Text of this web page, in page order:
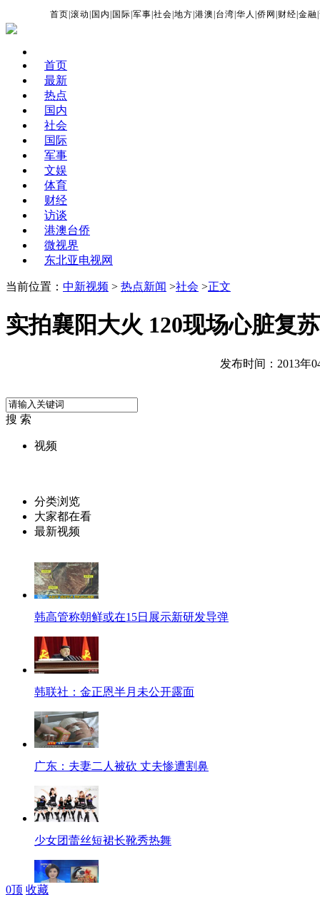
首页 |滚动 国内 国际 |军事 |社会 |地方 |港澳 台湾 |华人 |侨网 财经 |金融 |
首页
最新
热点
国内
社会
国际
军事
文娱
体育
财经
访谈
港澳台侨
微视界
东北亚电视网
当前位置： 中新视频 > 热点新闻 >社会 >正文
实拍襄阳大火 120现场心脏复
发布时间：2013年
搜 索
视频
分类浏览
大家都在看
最新视频
韩高管称朝鲜或在15日展示新研发导弹
韩联社：金正恩半月未公开露面
广东：夫妻二人被砍 丈夫惨遭割鼻
少女团蕾丝短裙长靴秀热舞
0顶 收藏